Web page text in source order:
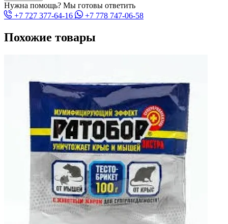
Нужна помощь? Мы готовы ответить
+7 727 377-64-16
+7 778 747-06-58
Похожие товары